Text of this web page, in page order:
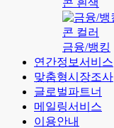
금융/뱅킹
연간정보서비스
맞춤형시장조사
글로벌파트너
메일링서비스
이용안내